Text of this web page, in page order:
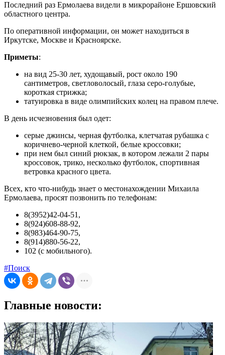
Последний раз Ермолаева видели в микрорайоне Ершовский
областного центра.
По оперативной информации, он может находиться в
Иркутске, Москве и Красноярске.
Приметы:
на вид 25-30 лет, худощавый, рост около 190
сантиметров, светловолосый, глаза серо-голубые,
короткая стрижка;
татуировка в виде олимпийских колец на правом плече.
В день исчезновения был одет:
серые джинсы, черная футболка, клетчатая рубашка с
коричнево-черной клеткой, белые кроссовки;
при нем был синий рюкзак, в котором лежали 2 пары
кроссовок, трико, несколько футболок, спортивная
ветровка красного цвета.
Всех, кто что-нибудь знает о местонахождении Михаила
Ермолаева, просят позвонить по телефонам:
8(3952)42-04-51,
8(924)608-88-92,
8(983)464-90-75,
8(914)880-56-22,
102 (с мобильного).
#Поиск
Главные новости: